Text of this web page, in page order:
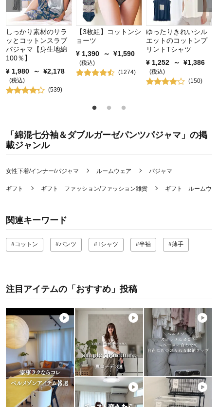
しっかり素材のサラ
ッとコットンスラブ
パジャマ【身生地綿
100％】
¥ 1,980 ～ ¥2,178
(税込)
(539)
【3枚組】コットンシ
ョーツ
¥ 1,390 ～ ¥1,590
(税込)
(1274)
ゆったりきれいシル
エットのコットンプ
リントTシャツ
¥ 1,252 ～ ¥1,386
(税込)
(150)
「綿混七分袖＆ダブルガーゼパンツパジャマ」の掲
載ジャンル
女性下着/インナー/パジャマ ルームウェア パジャマ
ギフト ギフト ファッション/ファッション雑貨 ギフト ルームウェ
関連キーワード
#コットン #パンツ #Tシャツ #半袖 #薄手
注目アイテムの「おすすめ」投稿